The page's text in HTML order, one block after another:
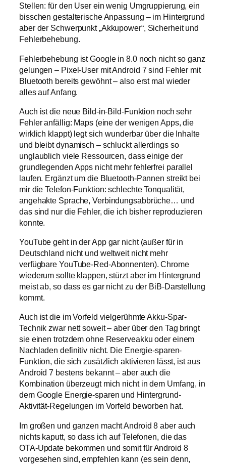
Stellen: für den User ein wenig Umgruppierung, ein
bisschen gestalterische Anpassung – im Hintergrund
aber der Schwerpunkt „Akkupower“, Sicherheit und
Fehlerbehebung.
Fehlerbehebung ist Google in 8.0 noch nicht so ganz
gelungen – Pixel-User mit Android 7 sind Fehler mit
Bluetooth bereits gewöhnt – also erst mal wieder
alles auf Anfang.
Auch ist die neue Bild-in-Bild-Funktion noch sehr
Fehler anfällig: Maps (eine der wenigen Apps, die
wirklich klappt) legt sich wunderbar über die Inhalte
und bleibt dynamisch – schluckt allerdings so
unglaublich viele Ressourcen, dass einige der
grundlegenden Apps nicht mehr fehlerfrei parallel
laufen. Ergänzt um die Bluetooth-Pannen streikt bei
mir die Telefon-Funktion: schlechte Tonqualität,
angehakte Sprache, Verbindungsabbrüche… und
das sind nur die Fehler, die ich bisher reproduzieren
konnte.
YouTube geht in der App gar nicht (außer für in
Deutschland nicht und weltweit nicht mehr
verfügbare YouTube-Red-Abonnenten). Chrome
wiederum sollte klappen, stürzt aber im Hintergrund
meist ab, so dass es gar nicht zu der BiB-Darstellung
kommt.
Auch ist die im Vorfeld vielgerühmte Akku-Spar-
Technik zwar nett soweit – aber über den Tag bringt
sie einen trotzdem ohne Reserveakku oder einem
Nachladen definitiv nicht. Die Energie-sparen-
Funktion, die sich zusätzlich aktivieren lässt, ist aus
Android 7 bestens bekannt – aber auch die
Kombination überzeugt mich nicht in dem Umfang, in
dem Google Energie-sparen und Hintergrund-
Aktivität-Regelungen im Vorfeld beworben hat.
Im großen und ganzen macht Android 8 aber auch
nichts kaputt, so dass ich auf Telefonen, die das
OTA-Update bekommen und somit für Android 8
vorgesehen sind, empfehlen kann (es sein denn,